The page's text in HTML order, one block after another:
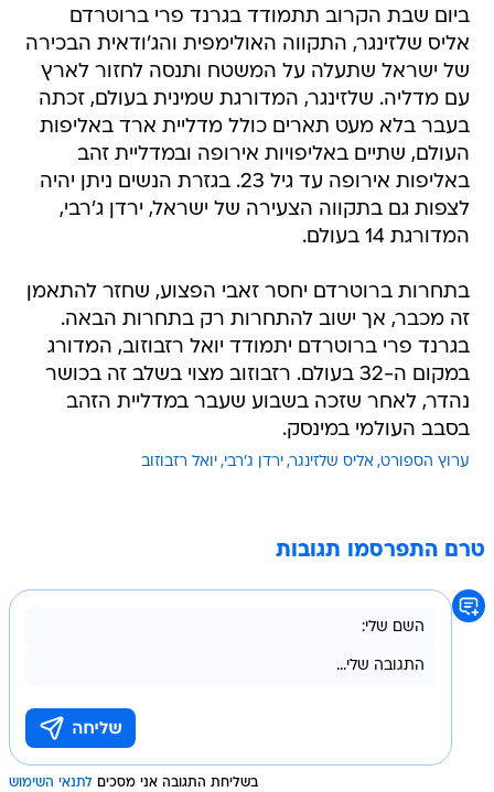
ביום שבת הקרוב תתמודד בגרנד פרי ברוטרדם
אליס שלזינגר, התקווה האולימפית והג'ודאית הבכירה
של ישראל שתעלה על המשטח ותנסה לחזור לארץ
עם מדליה. שלזינגר, המדורגת שמינית בעולם, זכתה
בעבר בלא מעט תארים כולל מדליית ארד באליפות
העולם, שתיים באליפויות אירופה ובמדליית זהב
באליפות אירופה עד גיל 23. בגזרת הנשים ניתן יהיה
לצפות גם בתקווה הצעירה של ישראל, ירדן ג'רבי,
המדורגת 14 בעולם.
בתחרות ברוטרדם יחסר זאבי הפצוע, שחזר להתאמן
זה מכבר, אך ישוב להתחרות רק בתחרות הבאה.
בגרנד פרי ברוטרדם יתמודד יואל רזבוזוב, המדורג
במקום ה-32 בעולם. רזבוזוב מצוי בשלב זה בכושר
נהדר, לאחר שזכה בשבוע שעבר במדליית הזהב
בסבב העולמי במינסק.
ערוץ הספורט אליס שלזינגר ירדן ג'רבי יואל רזבוזוב
טרם התפרסמו תגובות
בשליחת התגובה אני מסכים לתנאי השימוש